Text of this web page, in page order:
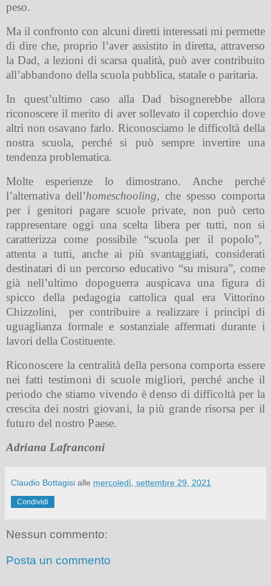
peso.
Ma il confronto con alcuni diretti interessati mi permette
di dire che, proprio l’aver assistito in diretta, attraverso
la Dad, a lezioni di scarsa qualità, può aver contribuito
all’abbandono della scuola pubblica, statale o paritaria.
In quest’ultimo caso alla Dad bisognerebbe allora
riconoscere il merito di aver sollevato il coperchio dove
altri non osavano farlo. Riconosciamo le difficoltà della
nostra scuola, perché si può sempre invertire una
tendenza problematica.
Molte esperienze lo dimostrano. Anche perché
l’alternativa dell’homeschooling, che spesso comporta
per i genitori pagare scuole private, non può certo
rappresentare oggi una scelta libera per tutti, non si
caratterizza come possibile “scuola per il popolo”,
attenta a tutti, anche ai più svantaggiati, considerati
destinatari di un percorso educativo “su misura”, come
già nell’ultimo dopoguerra auspicava una figura di
spicco della pedagogia cattolica qual era Vittorino
Chizzolini,
per contribuire a realizzare i princìpi di
uguaglianza formale e sostanziale affermati durante i
lavori della Costituente.
Riconoscere la centralità della persona comporta essere
nei fatti testimoni di scuole migliori, perché anche il
periodo che stiamo vivendo è denso di difficoltà per la
crescita dei nostri giovani, la più grande risorsa per il
futuro del nostro Paese.
Adriana Lafranconi
Claudio Bottagisi alle mercoledì, settembre 29, 2021
Condividi
Nessun commento:
Posta un commento